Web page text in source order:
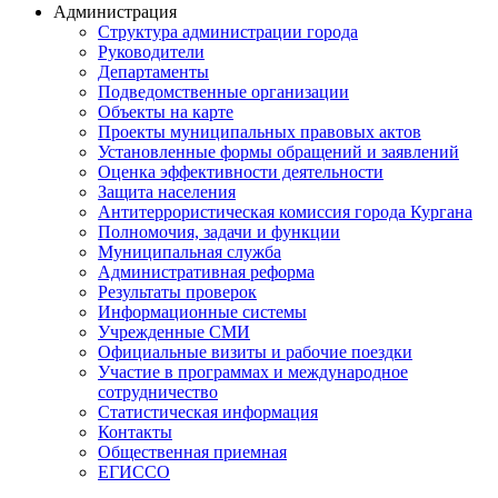
Администрация
Структура администрации города
Руководители
Департаменты
Подведомственные организации
Объекты на карте
Проекты муниципальных правовых актов
Установленные формы обращений и заявлений
Оценка эффективности деятельности
Защита населения
Антитеррористическая комиссия города Кургана
Полномочия, задачи и функции
Муниципальная служба
Административная реформа
Результаты проверок
Информационные системы
Учрежденные СМИ
Официальные визиты и рабочие поездки
Участие в программах и международное
сотрудничество
Статистическая информация
Контакты
Общественная приемная
ЕГИССО